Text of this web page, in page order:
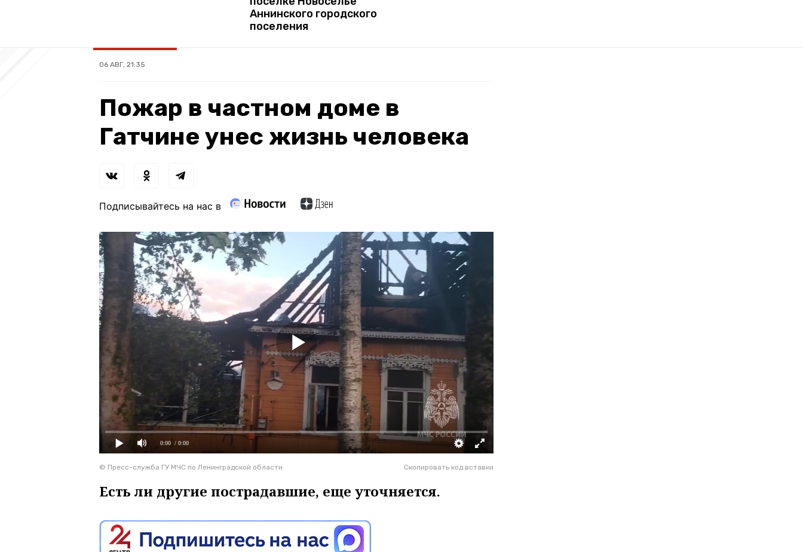
Аннинского городского
поселения
06 АВГ, 21:35
Пожар в частном доме в
Гатчине унес жизнь человека
Подписывайтесь на нас в
0:00 / 0:00
Скопировать код вставки
© Пресс-служба ГУ МЧС по Ленинградской области
Есть ли другие пострадавшие, еще уточняется.